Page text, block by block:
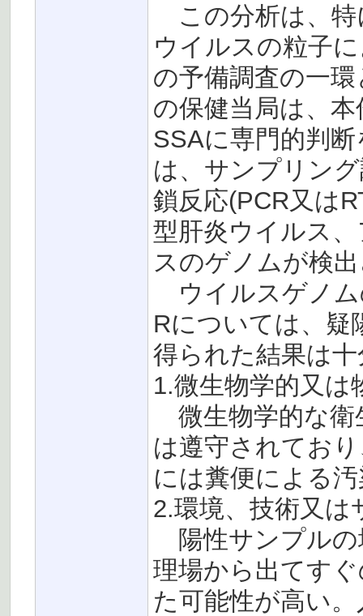
この分析は、特
ウイルスの粒子
の予備調査の一
の保健当局は、
SSAに専門的判
は、サンプリン
鎖反応(PCR又は
型肝炎ウイルス
スのゲノムが検
ウイルスゲノム
Rについては、疑
得られた結果は
1.微生物学的又は
微生物学的な衛
は遵守されてお
には糞便による
2.環境、技術又
陽性サンプルの
理場から出てす
た可能性が高い